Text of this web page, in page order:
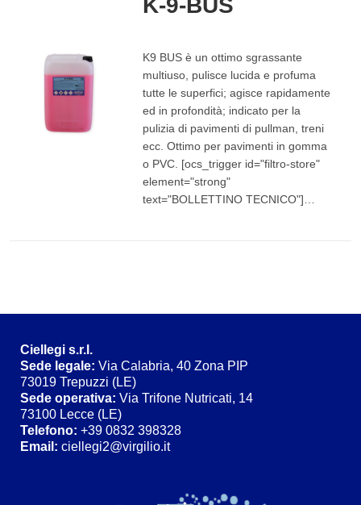
K9 BUS è un ottimo sgrassante
multiuso, pulisce lucida e profuma
tutte le superfici; agisce rapidamente
ed in profondità; indicato per la
pulizia di pavimenti di pullman, treni
ecc. Ottimo per pavimenti in gomma
o PVC. [ocs_trigger id="filtro-store"
element="strong"
text="BOLLETTINO TECNICO"]…
Ciellegi s.r.l.
Sede legale: Via Calabria, 40 Zona PIP
73019 Trepuzzi (LE)
Sede operativa: Via Trifone Nutricati, 14
73100 Lecce (LE)
Telefono: +39 0832 398328
Email: ciellegi2@virgilio.it